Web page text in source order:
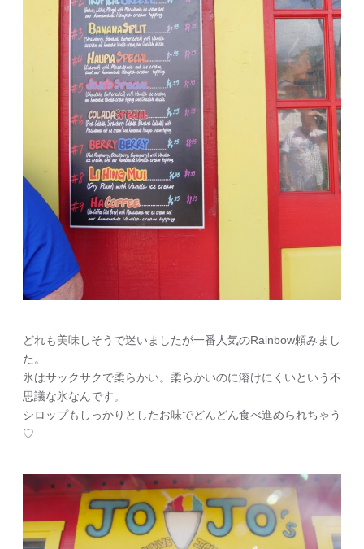
どれも美味しそうで迷いましたが一番人気のRainbow頼みまし
た。
氷はサックサクで柔らかい。柔らかいのに溶けにくいという不
思議な氷なんです。
シロップもしっかりとしたお味でどんどん食べ進められちゃう
♡